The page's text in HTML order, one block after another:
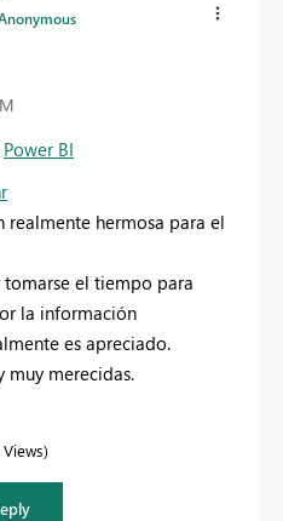
Power BI
realmente hermosa para el
tomarse el tiempo para
la información
es apreciado.
muy merecidas.